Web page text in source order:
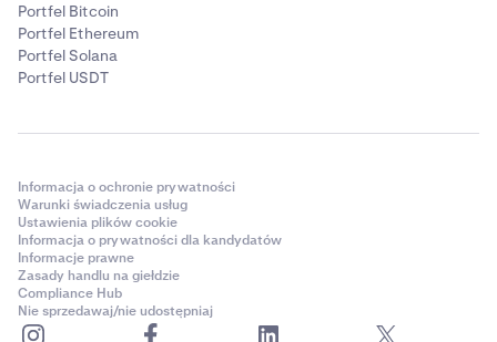
Możesz edytować TP/SL pozycji bezpośrednio z tej
tabeli za pomocą ikony edycji lub zamknąć pozycję za
pomocą ikony zamknięcia.
Rynek
Strona
Ilość otwarta
Cena otwarcia
Portfel Bitcoin
Portfel Ethereum
Portfel Solana
Portfel USDT
Informacja o ochronie prywatności
Warunki świadczenia usług
Ustawienia plików cookie
Informacja o prywatności dla kandydatów
Informacje prawne
Zasady handlu na giełdzie
Compliance Hub
Nie sprzedawaj/nie udostępniaj